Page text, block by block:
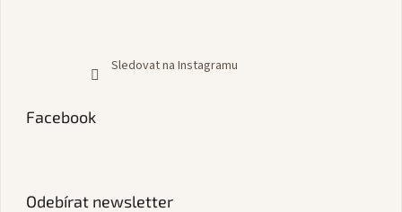
Sledovat na Instagramu
Facebook
Odebírat newsletter